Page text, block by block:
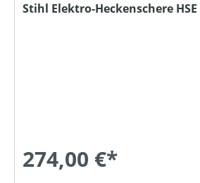
Stihl Elektro-Heckenschere HSE
274,00 €*